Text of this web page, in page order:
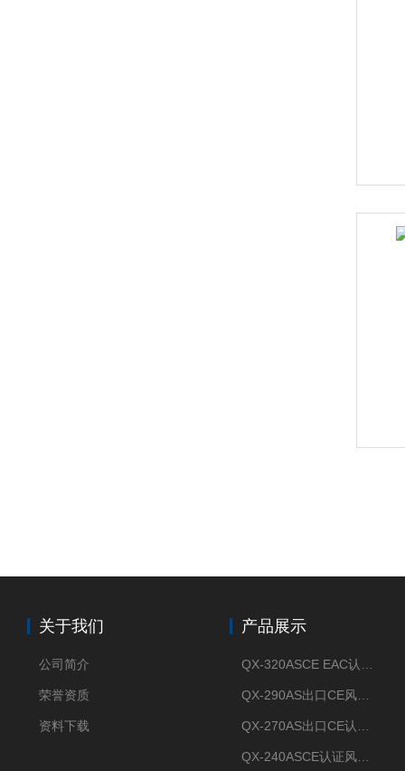
关于我们
公司简介
荣誉资质
资料下载
产品展示